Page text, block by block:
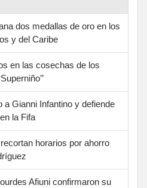
dos medallas de oro en los
y del Caribe
en las cosechas de los
a Gianni Infantino y defiende
la Fifa
horarios por ahorro
Afiuni confirmaron su